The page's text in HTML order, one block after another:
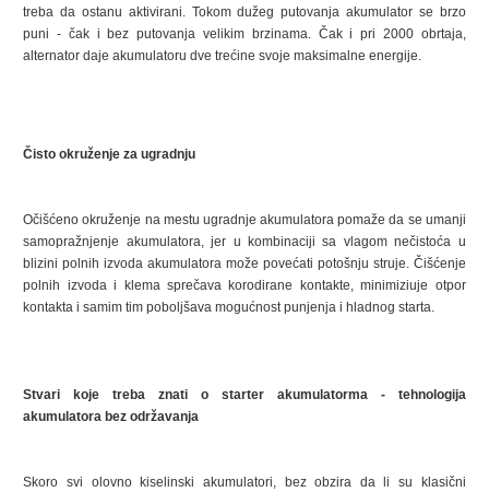
treba da ostanu aktivirani. Tokom dužeg putovanja akumulator se brzo
puni - čak i bez putovanja velikim brzinama. Čak i pri 2000 obrtaja,
alternator daje akumulatoru dve trećine svoje maksimalne energije.
Čisto okruženje za ugradnju
Očišćeno okruženje na mestu ugradnje akumulatora pomaže da se umanji
samopražnjenje akumulatora, jer u kombinaciji sa vlagom nečistoća u
blizini polnih izvoda akumulatora može povećati potošnju struje. Čišćenje
polnih izvoda i klema sprečava korodirane kontakte, minimiziuje otpor
kontakta i samim tim poboljšava mogućnost punjenja i hladnog starta.
Stvari koje treba znati o starter akumulatorma - tehnologija
akumulatora bez održavanja
Skoro svi olovno kiselinski akumulatori, bez obzira da li su klasični